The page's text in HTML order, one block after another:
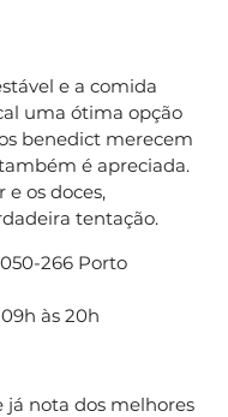
e a comida
uma ótima opção
benedict merecem
é apreciada.
os doces,
tentação.
266 Porto
às 20h
já nota dos melhores